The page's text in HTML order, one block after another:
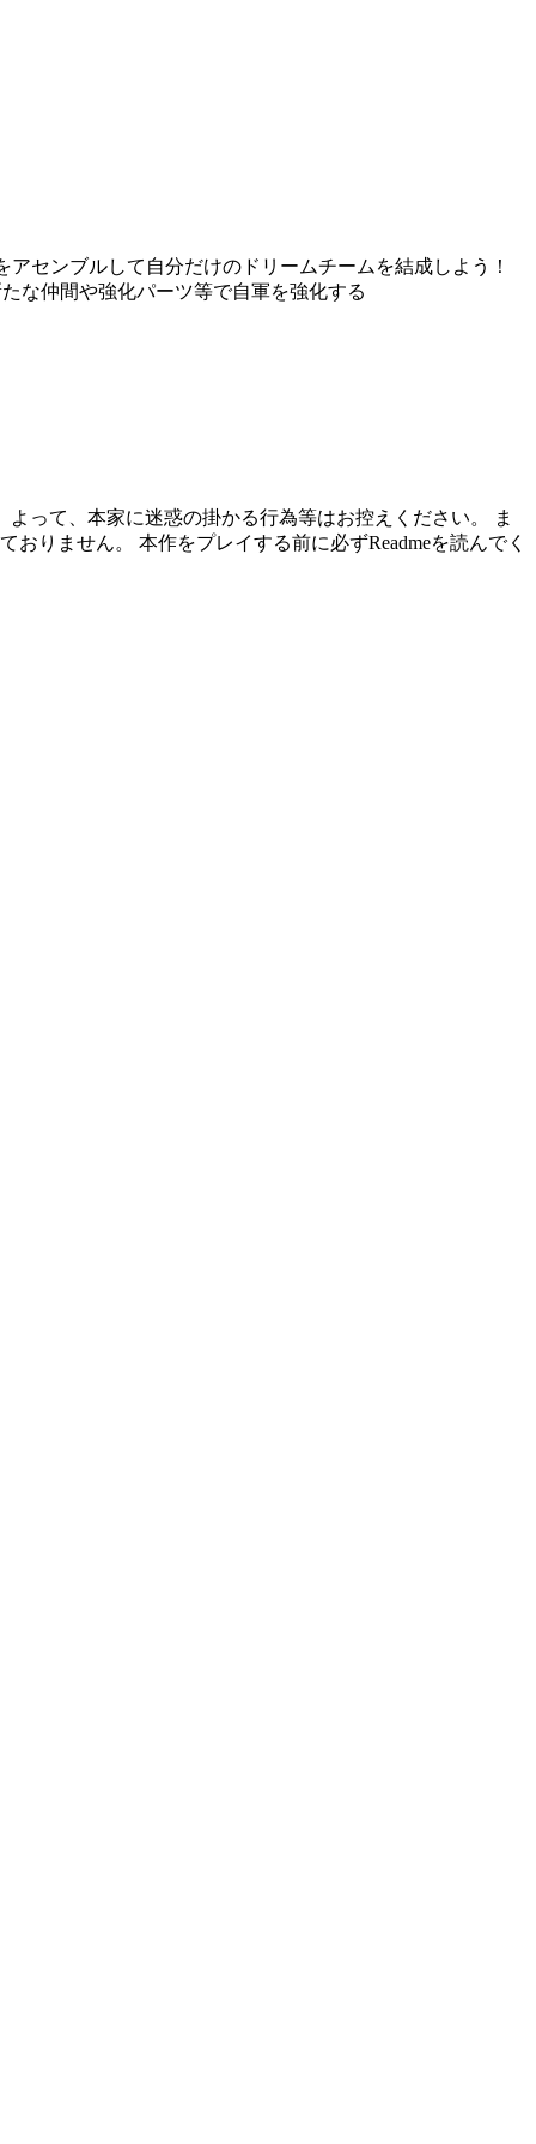
センブルして自分だけのドリームチームを結成しよう！
仲間や強化パーツ等で自軍を強化する
って、本家に迷惑の掛かる行為等はお控えください。 ま
りません。 本作をプレイする前に必ずReadmeを読んでく